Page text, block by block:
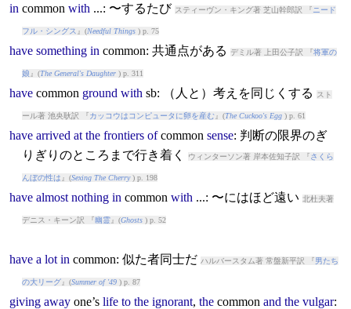
in common with ...: 〜するたび スティーヴン・キング著 芝山幹郎訳 『 ニード
フル・シングス 』(Needful Things) p. 75
have something in common: 共通点がある デミル著 上田公子訳 『将軍の
娘 』(The General's Daughter) p. 311
have common ground with sb: （人と）考えを同じくする スト
ール著 池央耿訳 『カッコウはコンピュータに卵を産む』(The Cuckoo's Egg) p. 61
have arrived at the frontiers of common sense: 判断の限界のぎ
りぎりのところまで行き着く
ウィンターソン著 岸本佐知子訳 『さくら
んぼの性は 』(Sexing The Cherry) p. 198
have almost nothing in common with ...: 〜にはほど遠い 北杜夫著
デニス・キーン訳 『幽霊』(Ghosts) p. 52
have a lot in common: 似た者同士だ ハルバースタム著 常盤新平訳 『男たち
の大リーグ』(Summer of '49) p. 87
giving awayone’s life to the ignorant, the common and the vulgar: